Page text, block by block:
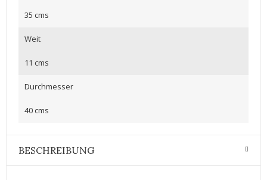
35 cms
Weit
11 cms
Durchmesser
40 cms
BESCHREIBUNG